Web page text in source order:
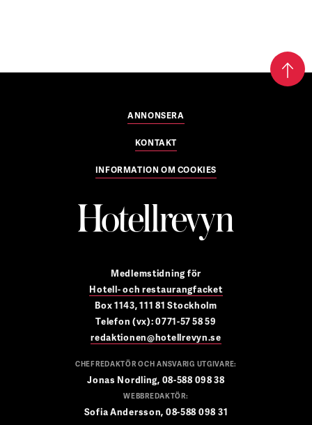
ANNONSERA
KONTAKT
INFORMATION OM COOKIES
Medlemstidning för
Hotell- och restaurangfacket
Box 1143, 111 81 Stockholm
Telefon (vx): 0771-57 58 59
redaktionen@hotellrevyn.se
CHEFREDAKTÖR OCH ANSVARIG UTGIVARE:
Jonas Nordling, 08-588 098 38
WEBBREDAKTÖR:
Sofia Andersson, 08-588 098 31